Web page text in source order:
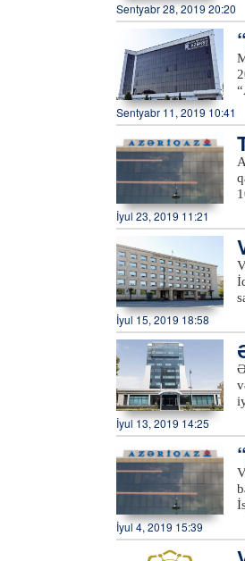
Sentyabr 28, 2019 20:20
“
Sentyabr 11, 2019 10:41
İyul 23, 2019 11:21
İyul 15, 2019 18:58
İyul 13, 2019 14:25
İyul 4, 2019 15:39